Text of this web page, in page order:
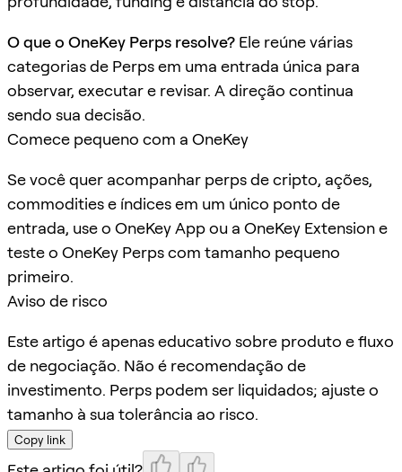
O que o OneKey Perps resolve? Ele reúne várias
categorias de Perps em uma entrada única para
observar, executar e revisar. A direção continua
sendo sua decisão.
Comece pequeno com a OneKey
Se você quer acompanhar perps de cripto, ações,
commodities e índices em um único ponto de
entrada, use o OneKey App ou a OneKey Extension e
teste o OneKey Perps com tamanho pequeno
primeiro.
Aviso de risco
Este artigo é apenas educativo sobre produto e fluxo
de negociação. Não é recomendação de
investimento. Perps podem ser liquidados; ajuste o
tamanho à sua tolerância ao risco.
Copy link